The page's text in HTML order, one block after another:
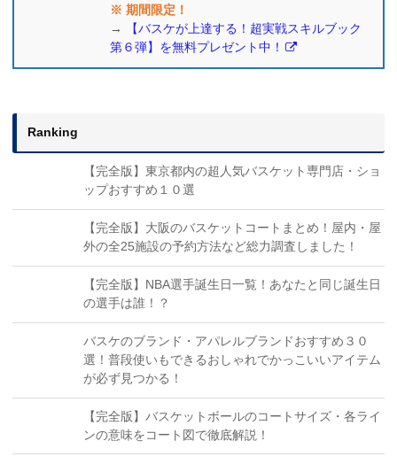
※ 期間限定！
→
【バスケが上達する！超実戦スキルブック
第６弾】を無料プレゼント中！
Ranking
【完全版】東京都内の超人気バスケット専門店・ショ
ップおすすめ１０選
【完全版】大阪のバスケットコートまとめ！屋内・屋
外の全25施設の予約方法など総力調査しました！
【完全版】NBA選手誕生日一覧！あなたと同じ誕生日
の選手は誰！？
バスケのブランド・アパレルブランドおすすめ３０
選！普段使いもできるおしゃれでかっこいいアイテム
が必ず見つかる！
【完全版】バスケットボールのコートサイズ・各ライ
ンの意味をコート図で徹底解説！